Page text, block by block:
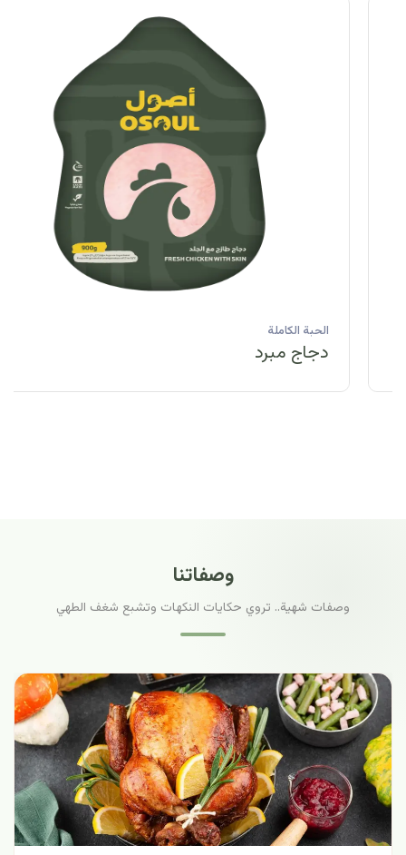
الحبة الكاملة
دجاج مبرد
وصفاتنا
وصفات شهية.. تروي حكايات النكهات وتشبع شغف الطهي